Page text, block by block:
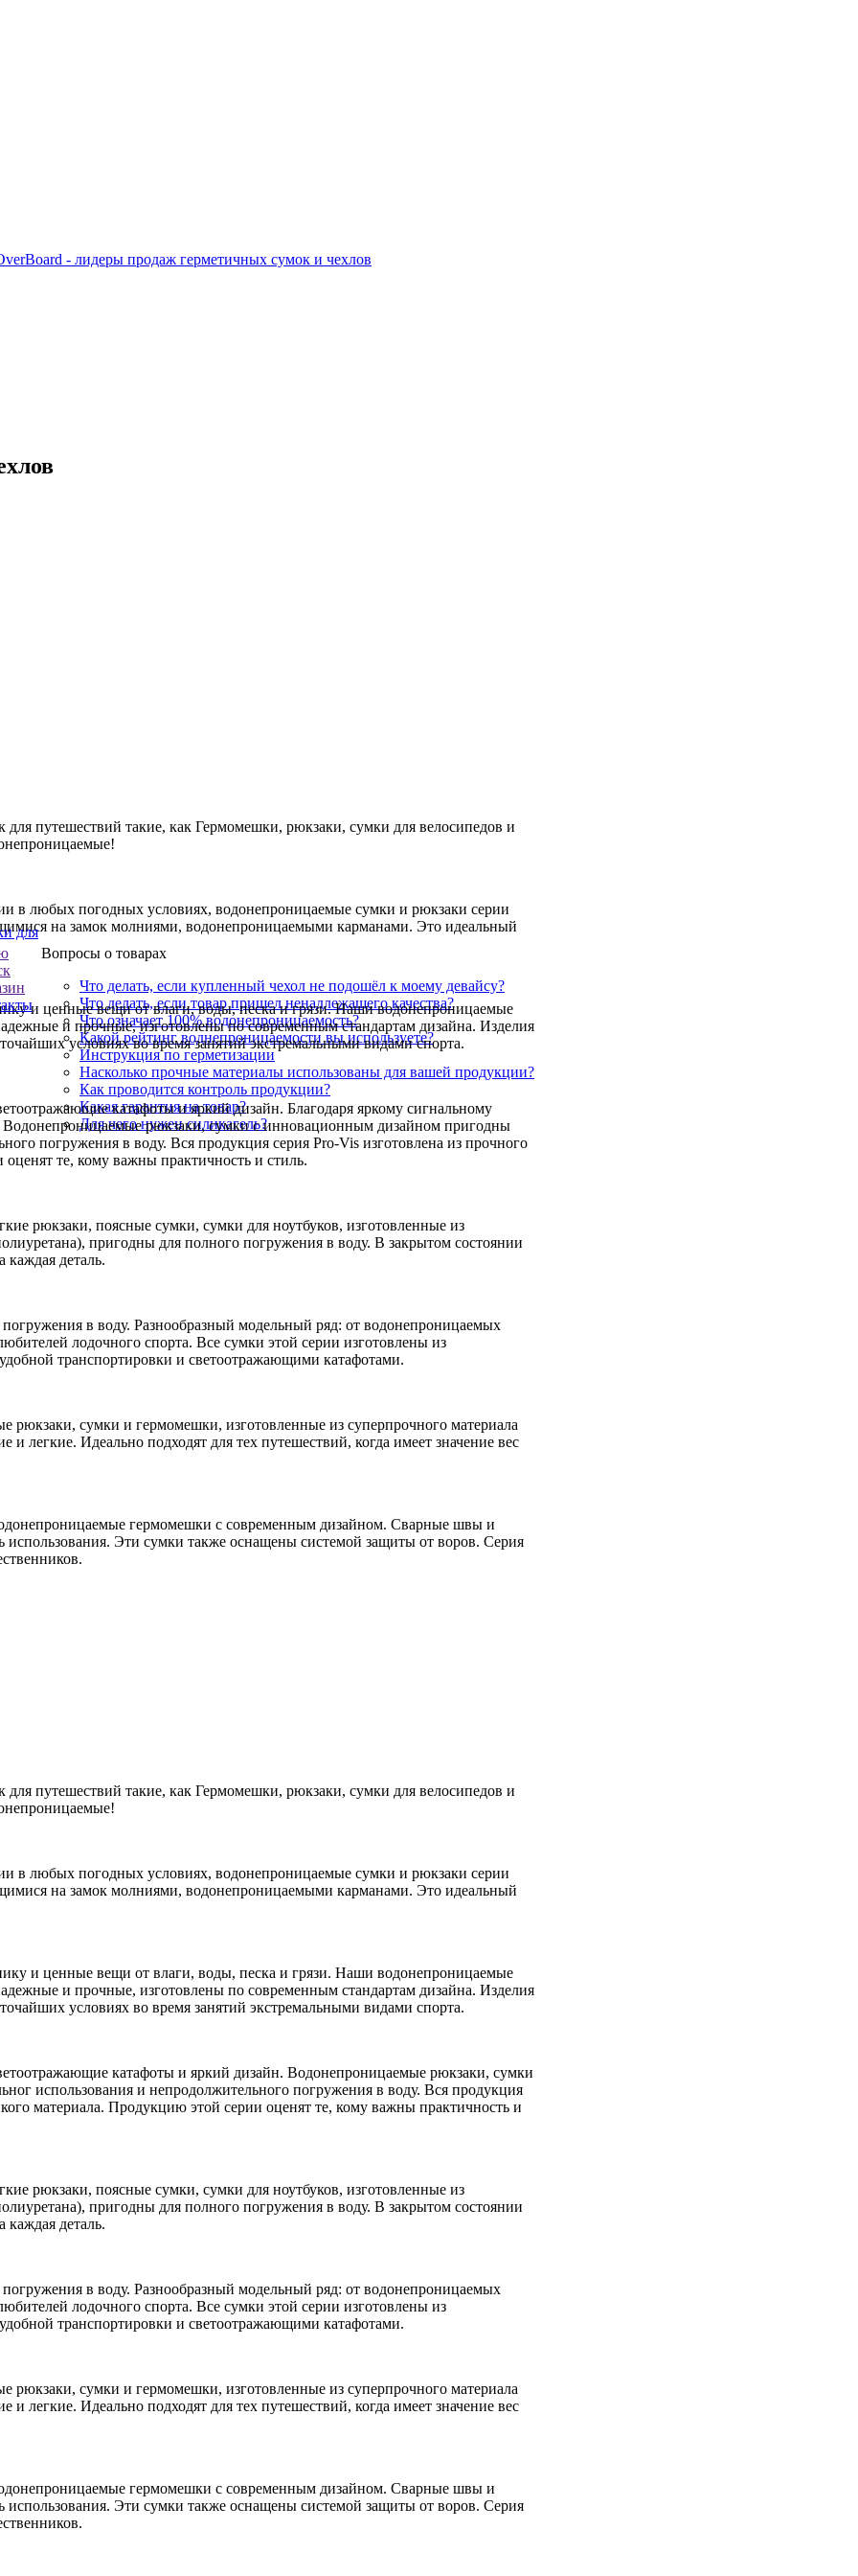
путешествий такие, как Гермомешки, рюкзаки, сумки для велосипедов и
в любых погодных условиях, водонепроницаемые сумки и рюкзаки серии
на замок молниями, водонепроницаемыми карманами. Это идеальный
и ценные вещи от влаги, воды, песка и грязи. Наши водонепроницаемые
и прочные, изготовлены по современным стандартам дизайна. Изделия
условиях во время занятий экстремальными видами спорта.
катафоты и яркий дизайн. Благодаря яркому сигнальному
Водонепроницаемые рюкзаки, сумки с инновационным дизайном пригодны
погружения в воду. Вся продукция серия Pro-Vis изготовлена из прочного
те, кому важны практичность и стиль.
рюкзаки, поясные сумки, сумки для ноутбуков, изготовленные из
пригодны для полного погружения в воду. В закрытом состоянии
каждая деталь.
в воду. Разнообразный модельный ряд: от водонепроницаемых
лодочного спорта. Все сумки этой серии изготовлены из
транспортировки и светоотражающими катафотами.
рюкзаки, сумки и гермомешки, изготовленные из суперпрочного материала
и легкие. Идеально подходят для тех путешествий, когда имеет значение вес
гермомешки с современным дизайном. Сварные швы и
использования. Эти сумки также оснащены системой защиты от воров. Серия
Вопросы о товарах
Что делать, если купленный чехол не подошёл к моему девайсу?
Что делать, если товар пришел ненадлежащего качества?
Что означает 100% водонепроницаемость?
Какой рейтинг воднепроницаемости вы используете?
Инструкция по герметизации
Насколько прочные материалы использованы для вашей продукции?
Как проводится контроль продукции?
Какая гарантия на товар?
Для чего нужен силикагель?
для
путешествий такие, как Гермомешки, рюкзаки, сумки для велосипедов и
в любых погодных условиях, водонепроницаемые сумки и рюкзаки серии
на замок молниями, водонепроницаемыми карманами. Это идеальный
и ценные вещи от влаги, воды, песка и грязи. Наши водонепроницаемые
и прочные, изготовлены по современным стандартам дизайна. Изделия
условиях во время занятий экстремальными видами спорта.
катафоты и яркий дизайн. Водонепроницаемые рюкзаки, сумки
использования и непродолжительного погружения в воду. Вся продукция
материала. Продукцию этой серии оценят те, кому важны практичность и
рюкзаки, поясные сумки, сумки для ноутбуков, изготовленные из
пригодны для полного погружения в воду. В закрытом состоянии
каждая деталь.
в воду. Разнообразный модельный ряд: от водонепроницаемых
лодочного спорта. Все сумки этой серии изготовлены из
транспортировки и светоотражающими катафотами.
рюкзаки, сумки и гермомешки, изготовленные из суперпрочного материала
и легкие. Идеально подходят для тех путешествий, когда имеет значение вес
гермомешки с современным дизайном. Сварные швы и
использования. Эти сумки также оснащены системой защиты от воров. Серия